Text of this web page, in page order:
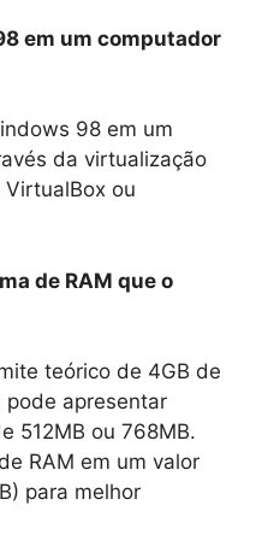
em um computador
98 em um
da virtualização
ou
de RAM que o
teórico de 4GB de
pode apresentar
512MB ou 768MB.
RAM em um valor
para melhor